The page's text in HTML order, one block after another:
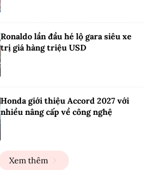
Ronaldo lần đầu hé lộ gara siêu xe
trị giá hàng triệu USD
Honda giới thiệu Accord 2027 với
nhiều nâng cấp về công nghệ
Xem thêm